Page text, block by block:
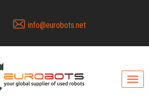
info@eurobots.net